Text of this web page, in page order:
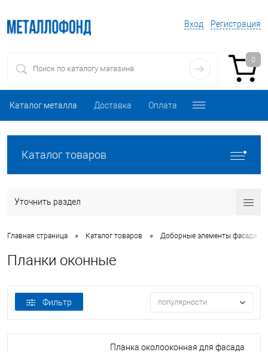
Вход Регистрация
0
Каталог металла Доставка Оплата
Каталог товаров
Уточнить раздел
Главная страница • Каталог товаров • Доборные элементы фасада
Планки оконные
Фильтр популярности
Планка околооконная для фасада